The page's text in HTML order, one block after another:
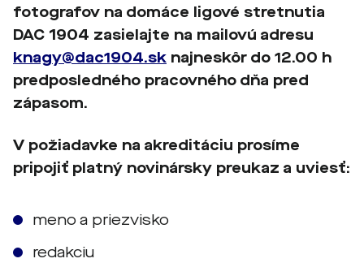
fotografov na domáce ligové stretnutia
DAC 1904 zasielajte na mailovú adresu
knagy@dac1904.sk najneskôr do 12.00 h
predposledného pracovného dňa pred
zápasom.
V požiadavke na akreditáciu prosíme
pripojiť platný novinársky preukaz a uviesť:
meno a priezvisko
redakciu